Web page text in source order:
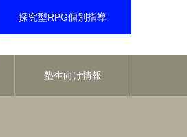
探究型RPG個別指導
塾生向け情報